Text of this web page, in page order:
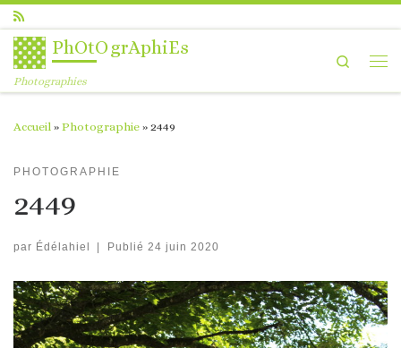
Passer au contenu
PhOtOgrAphiEs
Photographies
Search
Accueil » Photographie » 2449
PHOTOGRAPHIE
2449
par Édélahiel Publié 24 juin 2020